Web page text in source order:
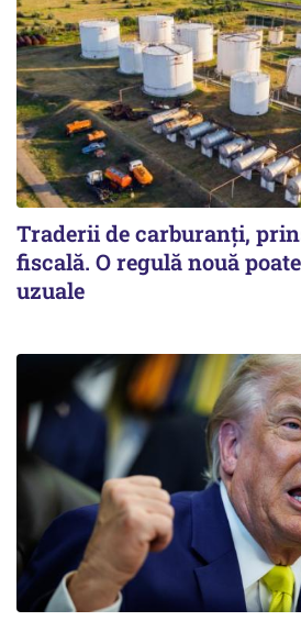
Traderii de carburanți,
fiscală. O regulă nouă
uzuale